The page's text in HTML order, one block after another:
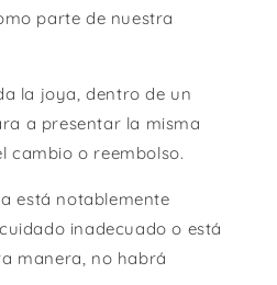
parte de nuestra
la joya, dentro de un
a presentar la misma
cambio o reembolso.
está notablemente
inadecuado o está
manera, no habrá